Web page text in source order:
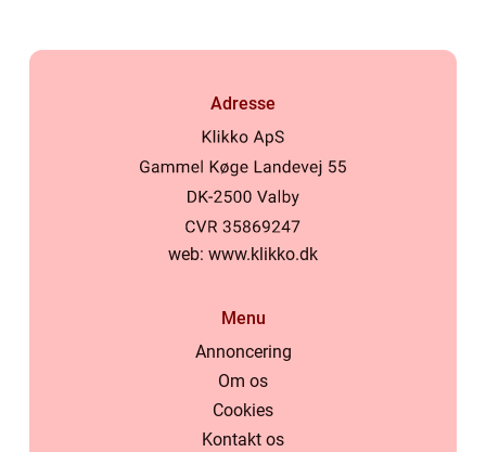
Adresse
web: www.klikko.dk
Menu
Annoncering
Om os
Cookies
Kontakt os